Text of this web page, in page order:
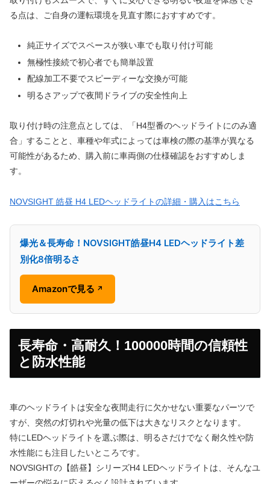
る点は、ご自身の運転環境を見直す際におすすめです。
純正サイズでスペースが狭い車でも取り付け可能
無極性接続で初心者でも簡単設置
配線加工不要でスピーディーな交換が可能
明るさアップで夜間ドライブの安全性向上
取り付け時の注意点としては、「H4型番のヘッドライトにのみ適
合」することと、車種や年式によっては車検の際の基準が異なる
可能性があるため、購入前に車両側の仕様確認をおすすめしま
す。
NOVSIGHT 皓昼 H4 LEDヘッドライトの詳細・購入はこちら
爆光＆長寿命！NOVSIGHT皓昼H4 LEDヘッドライト差
別化8倍明るさ
Amazonで見る ↗
長寿命・高耐久！100000時間の信頼性
と防水性能
車のヘッドライトは安全な夜間走行に欠かせない重要なパーツで
すが、突然の灯切れや光量の低下は大きなリスクとなります。
特にLEDヘッドライトを選ぶ際は、明るさだけでなく耐久性や防
水性能にも注目したいところです。
NOVSIGHTの【皓昼】シリーズH4 LEDヘッドライトは、そんなユ